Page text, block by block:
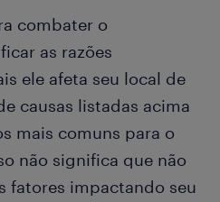
combater o
as razões
ele afeta seu local de
causas listadas acima
mais comuns para o
não significa que não
fatores impactando seu